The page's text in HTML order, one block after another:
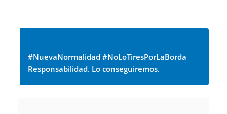
#NuevaNormalidad #NoLoTiresPorLaBorda
Responsabilidad. Lo conseguiremos.